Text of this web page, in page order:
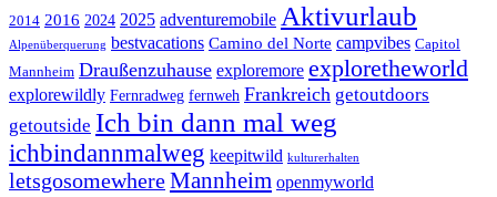
2014 2016 2024 2025 adventuremobile Aktivurlaub
Alpenüberquerung bestvacations Camino del Norte campvibes Capitol
Mannheim Draußenzuhause exploremore exploretheworld
explorewildly Fernradweg fernweh Frankreich getoutdoors
getoutside Ich bin dann mal weg
ichbindannmalweg keepitwild kulturerhalten
letsgosomewhereMannheim openmyworld